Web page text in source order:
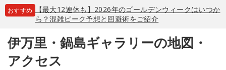
おすすめ
【最大12連休も】2026年のゴールデンウィークはいつか
ら？混雑ピーク予想と回避術をご紹介
伊万里・鍋島ギャラリーの地図・
アクセス